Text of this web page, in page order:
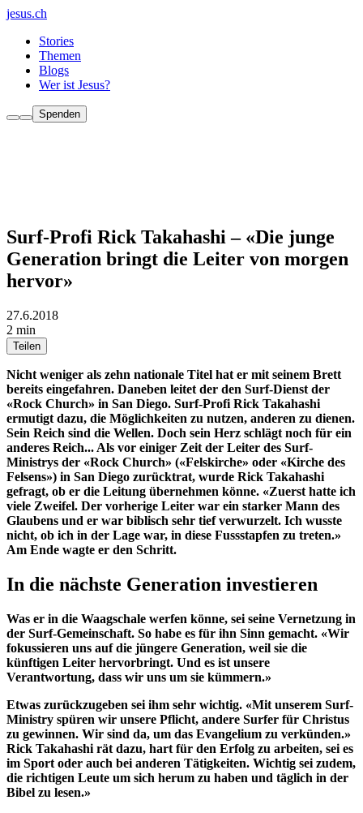
jesus.ch
Stories
Themen
Blogs
Wer ist Jesus?
Spenden
Surf-Profi Rick Takahashi – «Die junge
Generation bringt die Leiter von morgen
hervor»
27.6.2018
2 min
Teilen
Nicht weniger als zehn nationale Titel hat er mit seinem Brett
bereits eingefahren. Daneben leitet der den Surf-Dienst der
«Rock Church» in San Diego. Surf-Profi Rick Takahashi
ermutigt dazu, die Möglichkeiten zu nutzen, anderen zu dienen.
Sein Reich sind die Wellen. Doch sein Herz schlägt noch für ein
anderes Reich... Als vor einiger Zeit der Leiter des Surf-
Ministrys der «Rock Church» («Felskirche» oder «Kirche des
Felsens») in San Diego zurücktrat, wurde Rick Takahashi
gefragt, ob er die Leitung übernehmen könne. «Zuerst hatte ich
viele Zweifel. Der vorherige Leiter war ein starker Mann des
Glaubens und er war biblisch sehr tief verwurzelt. Ich wusste
nicht, ob ich in der Lage war, in diese Fussstapfen zu treten.»
Am Ende wagte er den Schritt.
In die nächste Generation investieren
Was er in die Waagschale werfen könne, sei seine Vernetzung in
der Surf-Gemeinschaft. So habe es für ihn Sinn gemacht. «Wir
fokussieren uns auf die jüngere Generation, weil sie die
künftigen Leiter hervorbringt. Und es ist unsere
Verantwortung, dass wir uns um sie kümmern.»
Etwas zurückzugeben sei ihm sehr wichtig. «Mit unserem Surf-
Ministry spüren wir unsere Pflicht, andere Surfer für Christus
zu gewinnen. Wir sind da, um das Evangelium zu verkünden.»
Rick Takahashi rät dazu, hart für den Erfolg zu arbeiten, sei es
im Sport oder auch bei anderen Tätigkeiten. Wichtig sei zudem,
die richtigen Leute um sich herum zu haben und täglich in der
Bibel zu lesen.»